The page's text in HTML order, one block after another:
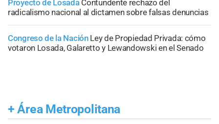
Proyecto de Losada Contundente rechazo del
radicalismo nacional al dictamen sobre falsas denuncias
Congreso de la Nación Ley de Propiedad Privada: cómo
votaron Losada, Galaretto y Lewandowski en el Senado
+ Área Metropolitana